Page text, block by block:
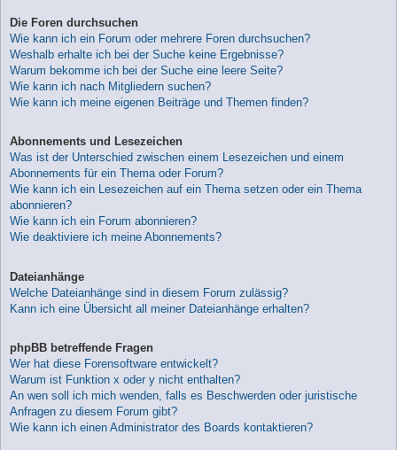
Die Foren durchsuchen
Wie kann ich ein Forum oder mehrere Foren durchsuchen?
Weshalb erhalte ich bei der Suche keine Ergebnisse?
Warum bekomme ich bei der Suche eine leere Seite?
Wie kann ich nach Mitgliedern suchen?
Wie kann ich meine eigenen Beiträge und Themen finden?
Abonnements und Lesezeichen
Was ist der Unterschied zwischen einem Lesezeichen und einem
Abonnements für ein Thema oder Forum?
Wie kann ich ein Lesezeichen auf ein Thema setzen oder ein Thema
abonnieren?
Wie kann ich ein Forum abonnieren?
Wie deaktiviere ich meine Abonnements?
Dateianhänge
Welche Dateianhänge sind in diesem Forum zulässig?
Kann ich eine Übersicht all meiner Dateianhänge erhalten?
phpBB betreffende Fragen
Wer hat diese Forensoftware entwickelt?
Warum ist Funktion x oder y nicht enthalten?
An wen soll ich mich wenden, falls es Beschwerden oder juristische
Anfragen zu diesem Forum gibt?
Wie kann ich einen Administrator des Boards kontaktieren?